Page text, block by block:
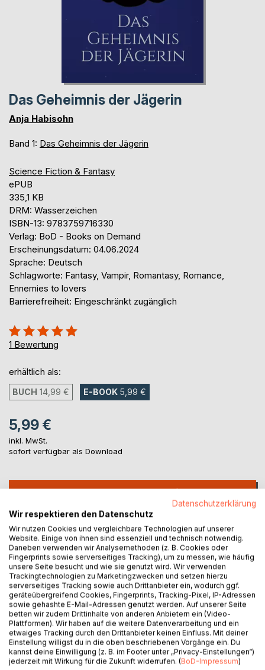
Das Geheimnis der Jägerin
Anja Habisohn
Band 1: Das Geheimnis der Jägerin
Science Fiction & Fantasy
ePUB
335,1 KB
DRM: Wasserzeichen
ISBN-13: 9783759716330
Verlag: BoD - Books on Demand
Erscheinungsdatum: 04.06.2024
Sprache: Deutsch
Schlagworte: Fantasy, Vampir, Romantasy, Romance,
Ennemies to lovers
Barrierefreiheit: Eingeschränkt zugänglich
Bewertung::
100%
1 Bewertung
erhältlich als:
BUCH 14,99 € E-BOOK 5,99 €
5,99 €
inkl. MwSt.
sofort verfügbar als Download
IN DEN WARENKORB
Auf die Merkliste
Titel bewerten
BESCHREIBUNG
Ihr ganzes Leben lang war Lily überzeugte Vampirjägerin,
Datenschutzerklärung
Wir respektieren den Datenschutz
Wir nutzen Cookies und vergleichbare Technologien auf unserer
Website. Einige von ihnen sind essenziell und technisch notwendig.
Daneben verwenden wir Analysemethoden (z. B. Cookies oder
Fingerprints sowie serverseitiges Tracking), um zu messen, wie häufig
unsere Seite besucht und wie sie genutzt wird. Wir verwenden
Trackingtechnologien zu Marketingzwecken und setzen hierzu
serverseitiges Tracking sowie auch Drittanbieter ein, wodurch ggf.
geräteübergreifend Cookies, Fingerprints, Tracking-Pixel, IP-Adressen
sowie gehashte E-Mail-Adressen genutzt werden. Auf unserer Seite
betten wir zudem Drittinhalte von anderen Anbietern ein (Video-
Plattformen). Wir haben auf die weitere Datenverarbeitung und ein
etwaiges Tracking durch den Drittanbieter keinen Einfluss. Mit deiner
Einstellung willigst du in die oben beschriebenen Vorgänge ein. Du
kannst deine Einwilligung (z. B. im Footer unter „Privacy-Einstellungen“)
jederzeit mit Wirkung für die Zukunft widerrufen. (BoD-Impressum)